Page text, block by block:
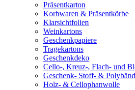
Präsentkarton
Korbwaren & Präsentkörbe
Klarsichtfolien
Weinkartons
Geschenkpapiere
Tragekartons
Geschenkdeko
Cello-, Kreuz-, Flach- und
Geschenk- Stoff- &
Holz- & Cellophanwolle